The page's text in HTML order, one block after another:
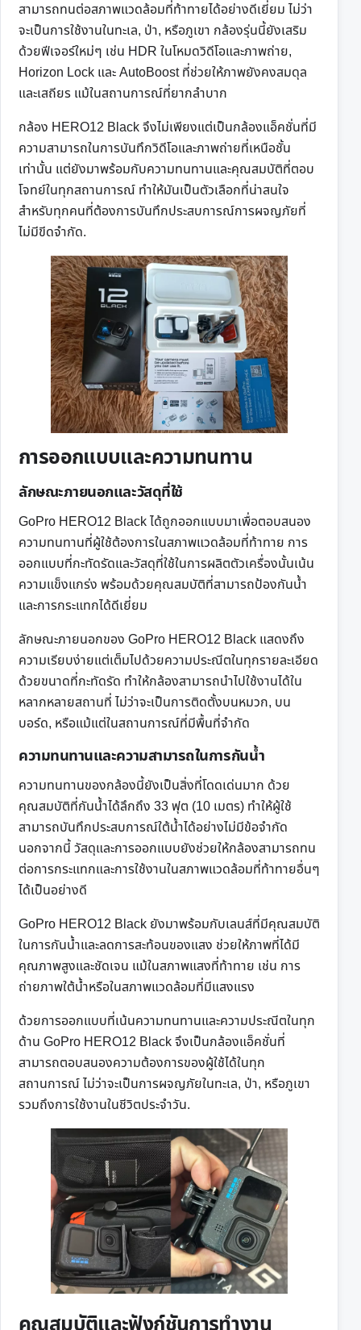
สามารถทนต่อสภาพแวดล้อมที่ท้าทายได้อย่างดีเยี่ยม ไม่ว่า
จะเป็นการใช้งานในทะเล, ป่า, หรือภูเขา กล้องรุ่นนี้ยังเสริม
ด้วยฟีเจอร์ใหม่ๆ เช่น HDR ในโหมดวิดีโอและภาพถ่าย,
Horizon Lock และ AutoBoost ที่ช่วยให้ภาพยังคงสมดุล
และเสถียร แม้ในสถานการณ์ที่ยากลำบาก
กล้อง HERO12 Black จึงไม่เพียงแต่เป็นกล้องแอ็คชั่นที่มี
ความสามารถในการบันทึกวิดีโอและภาพถ่ายที่เหนือชั้น
เท่านั้น แต่ยังมาพร้อมกับความทนทานและคุณสมบัติที่ตอบ
โจทย์ในทุกสถานการณ์ ทำให้มันเป็นตัวเลือกที่น่าสนใจ
สำหรับทุกคนที่ต้องการบันทึกประสบการณ์การผจญภัยที่
ไม่มีขีดจำกัด.
การออกแบบและความทนทาน
ลักษณะภายนอกและวัสดุที่ใช้
GoPro HERO12 Black ได้ถูกออกแบบมาเพื่อตอบสนอง
ความทนทานที่ผู้ใช้ต้องการในสภาพแวดล้อมที่ท้าทาย การ
ออกแบบที่กะทัดรัดและวัสดุที่ใช้ในการผลิตตัวเครื่องนั้นเน้น
ความแข็งแกร่ง พร้อมด้วยคุณสมบัติที่สามารถป้องกันน้ำ
และการกระแทกได้ดีเยี่ยม
ลักษณะภายนอกของ GoPro HERO12 Black แสดงถึง
ความเรียบง่ายแต่เต็มไปด้วยความประณีตในทุกรายละเอียด
ด้วยขนาดที่กะทัดรัด ทำให้กล้องสามารถนำไปใช้งานได้ใน
หลากหลายสถานที่ ไม่ว่าจะเป็นการติดตั้งบนหมวก, บน
บอร์ด, หรือแม้แต่ในสถานการณ์ที่มีพื้นที่จำกัด
ความทนทานและความสามารถในการกันน้ำ
ความทนทานของกล้องนี้ยังเป็นสิ่งที่โดดเด่นมาก ด้วย
คุณสมบัติที่กันน้ำได้ลึกถึง 33 ฟุต (10 เมตร) ทำให้ผู้ใช้
สามารถบันทึกประสบการณ์ใต้น้ำได้อย่างไม่มีข้อจำกัด
นอกจากนี้ วัสดุและการออกแบบยังช่วยให้กล้องสามารถทน
ต่อการกระแทกและการใช้งานในสภาพแวดล้อมที่ท้าทายอื่นๆ
ได้เป็นอย่างดี
GoPro HERO12 Black ยังมาพร้อมกับเลนส์ที่มีคุณสมบัติ
ในการกันน้ำและลดการสะท้อนของแสง ช่วยให้ภาพที่ได้มี
คุณภาพสูงและชัดเจน แม้ในสภาพแสงที่ท้าทาย เช่น การ
ถ่ายภาพใต้น้ำหรือในสภาพแวดล้อมที่มีแสงแรง
ด้วยการออกแบบที่เน้นความทนทานและความประณีตในทุก
ด้าน GoPro HERO12 Black จึงเป็นกล้องแอ็คชั่นที่
สามารถตอบสนองความต้องการของผู้ใช้ได้ในทุก
สถานการณ์ ไม่ว่าจะเป็นการผจญภัยในทะเล, ป่า, หรือภูเขา
รวมถึงการใช้งานในชีวิตประจำวัน.